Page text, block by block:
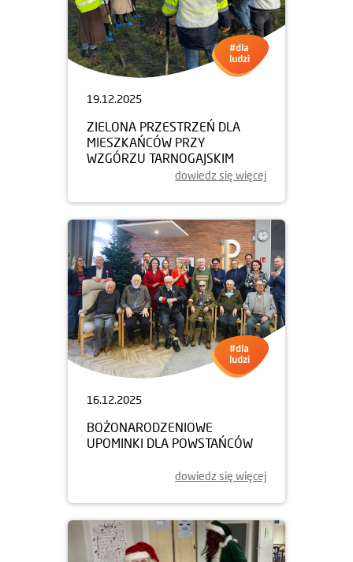
19.12.2025
ZIELONA PRZESTRZEŃ DLA
MIESZKAŃCÓW PRZY
WZGÓRZU TARNOGAJSKIM
dowiedz się więcej
16.12.2025
BOŻONARODZENIOWE
UPOMINKI DLA POWSTAŃCÓW
dowiedz się więcej